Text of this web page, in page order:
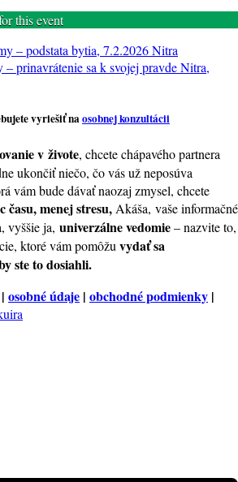
this event
– podstata bytia, 7.2.2026 Nitra
– prinavrátenie sa k svojej pravde Nitra,
vyriešiť naosobnej konzultácii
v živote, chcete chápavého partnera
ukončiť niečo, čo vás už neposúva
vám bude dávať naozaj zmysel, chcete
času, menej stresu,Akáša, vaše informačné
vyššie ja, univerzálne vedomie– nazvite to,
ktoré vám pomôžuvydať sa
ste to dosiahli.
| osobné údaje | obchodné podmienky |